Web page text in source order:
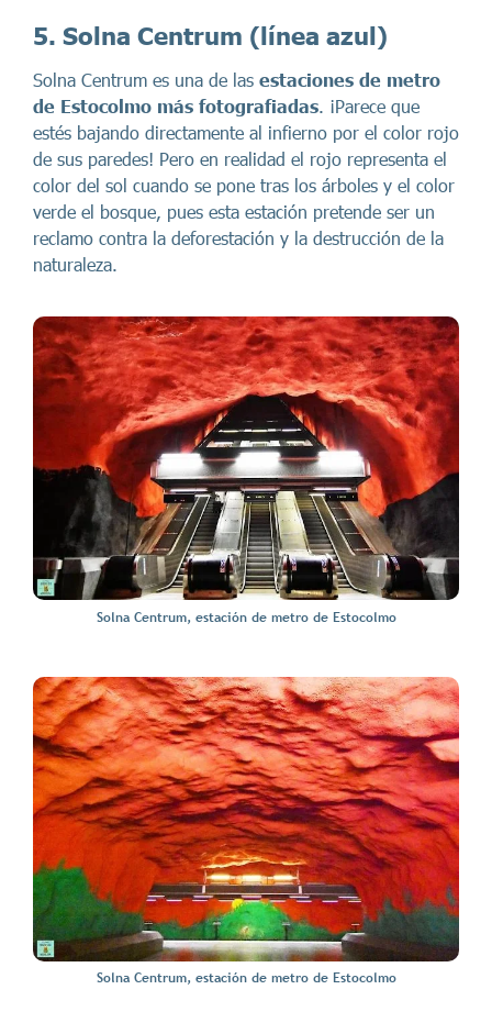
5. Solna Centrum (línea azul)
Solna Centrum es una de las estaciones de metro
de Estocolmo más fotografiadas. ¡Parece que
estés bajando directamente al infierno por el color rojo
de sus paredes! Pero en realidad el rojo representa el
color del sol cuando se pone tras los árboles y el color
verde el bosque, pues esta estación pretende ser un
reclamo contra la deforestación y la destrucción de la
naturaleza.
Solna Centrum, estación de metro de Estocolmo
Solna Centrum, estación de metro de Estocolmo